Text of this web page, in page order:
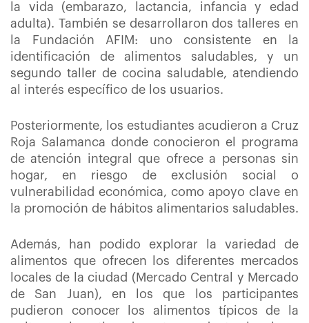
la vida (embarazo, lactancia, infancia y edad
adulta). También se desarrollaron dos talleres en
la Fundación AFIM: uno consistente en la
identificación de alimentos saludables, y un
segundo taller de cocina saludable, atendiendo
al interés específico de los usuarios.
Posteriormente, los estudiantes acudieron a Cruz
Roja Salamanca donde conocieron el programa
de atención integral que ofrece a personas sin
hogar, en riesgo de exclusión social o
vulnerabilidad económica, como apoyo clave en
la promoción de hábitos alimentarios saludables.
Además, han podido explorar la variedad de
alimentos que ofrecen los diferentes mercados
locales de la ciudad (Mercado Central y Mercado
de San Juan), en los que los participantes
pudieron conocer los alimentos típicos de la